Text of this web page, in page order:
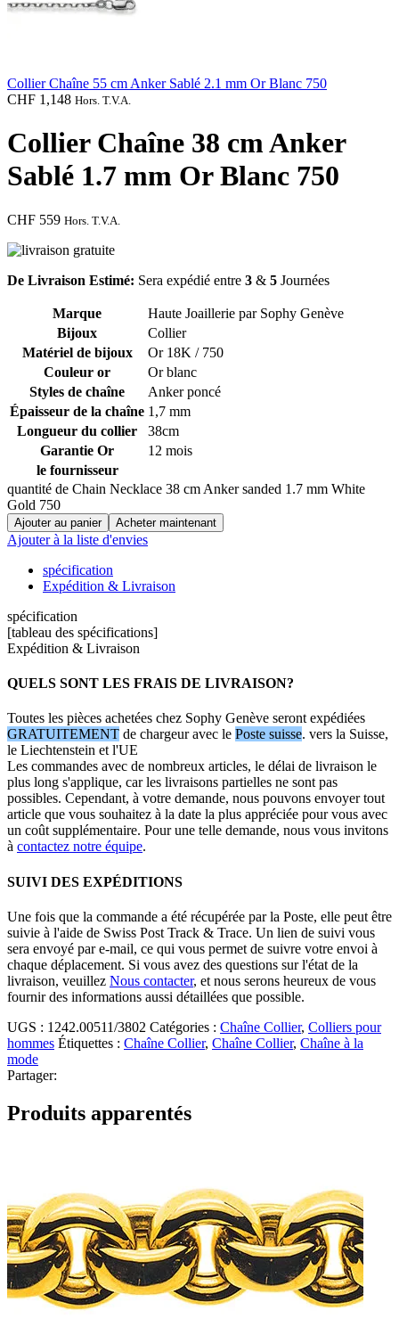
Collier Chaîne 55 cm Anker Sablé 2.1 mm Or Blanc 750
CHF 1,148 Hors. T.V.A.
Collier Chaîne 38 cm Anker
Sablé 1.7 mm Or Blanc 750
CHF 559 Hors. T.V.A.
De Livraison Estimé: Sera expédié entre 3 & 5 Journées
Marque
Haute Joaillerie par Sophy Genève
Bijoux
Collier
Matériel de bijoux
Or 18K / 750
Couleur or
Or blanc
Styles de chaîne
Anker poncé
Épaisseur de la chaîne 1,7 mm
Longueur du collier
38cm
Garantie Or
12 mois
le fournisseur
quantité de Chain Necklace 38 cm Anker sanded 1.7 mm White
Gold 750
Ajouter au panier Acheter maintenant
Ajouter à la liste d'envies
spécification
Expédition & Livraison
spécification
[tableau des spécifications]
Expédition & Livraison
QUELS SONT LES FRAIS DE LIVRAISON?
Toutes les pièces achetées chez Sophy Genève seront expédiées
GRATUITEMENT de chargeur avec le Poste suisse. vers la Suisse,
le Liechtenstein et l'UE
Les commandes avec de nombreux articles, le délai de livraison le
plus long s'applique, car les livraisons partielles ne sont pas
possibles. Cependant, à votre demande, nous pouvons envoyer tout
article que vous souhaitez à la date la plus appréciée pour vous avec
un coût supplémentaire. Pour une telle demande, nous vous invitons
à contactez notre équipe.
SUIVI DES EXPÉDITIONS
Une fois que la commande a été récupérée par la Poste, elle peut être
suivie à l'aide de Swiss Post Track & Trace. Un lien de suivi vous
sera envoyé par e-mail, ce qui vous permet de suivre votre envoi à
chaque déplacement. Si vous avez des questions sur l'état de la
livraison, veuillez Nous contacter, et nous serons heureux de vous
fournir des informations aussi détaillées que possible.
UGS : 1242.00511/3802 Catégories : Chaîne Collier, Colliers pour
hommes Étiquettes : Chaîne Collier, Chaîne Collier, Chaîne à la
mode
Partager:
Produits apparentés